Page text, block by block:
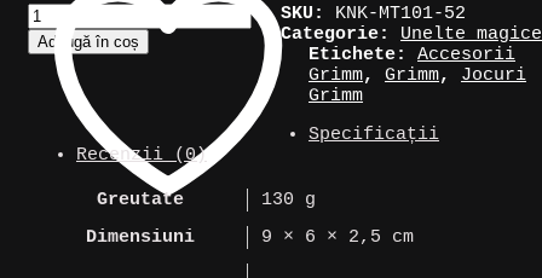
Cantitate
Cărți
joc
strategie
Grimwood:
Slightly
Strategic,
Adaugă în coș
SKU: KNK-MT101-52
Categorie: Unelte magice
Etichete: Accesorii
Grimm, Grimm, Jocuri
Grimm
Specificații
Recenzii (0)
Greutate
130 g
Dimensiuni
9 × 6 × 2,5 cm